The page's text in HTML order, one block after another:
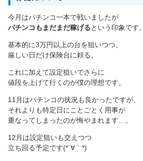
今月はパチンコ一本で戦いましたが
パチンコもまだまだ稼げるという印象です。
基本的に3万円以上の台を狙いつつ、
厳しい日だけ保険台に頼る。
これに加えて設定狙いでさらに
値段を上げて行くのが僕の理想です。
11月はパチンコの状況も良かったですが、
それよりも特定日にことごとく用事が
重なってしまったのが悔やまれます…。
12月は設定狙いも交えつつ
立ち回る予定です(*´∀｀*)